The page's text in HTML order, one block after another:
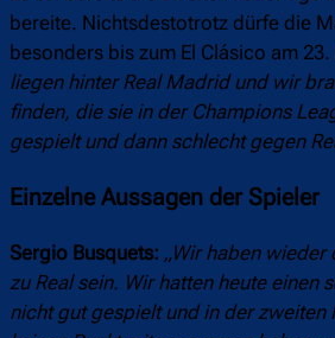
bereite. Nichtsdestotrotz dürfe die
besonders bis zum El Clásico am 23.
liegen hinter Real Madrid und wir
finden, die sie in der Champions
gespielt und dann schlecht gegen
Einzelne Aussagen der Spieler
Sergio Busquets: „Wir haben wieder
zu Real sein. Wir hatten heute
nicht gut gespielt und in der